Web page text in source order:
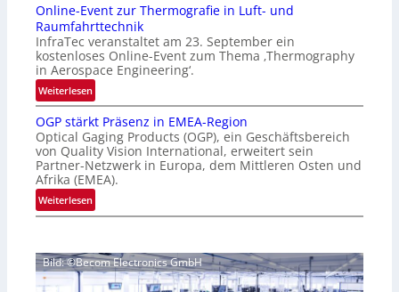
e
‚
H
y
p
e
r
s
p
e
c
t
r
l
N
t
e
r
n
a
t
o
n
a
l
V
i
i
o
Online-Event zur Thermografie in Luft- und
Raumfahrttechnik
InfraTec veranstaltet am 23. September ein
kostenloses Online-Event zum Thema ‚Thermography
in Aerospace Engineering‘.
Weiterlesen:
O
n
l
i
n
e
-
e
n
OGP stärkt Präsenz in EMEA-Region
Optical Gaging Products (OGP), ein Geschäftsbereich
von Quality Vision International, erweitert sein
Partner-Netzwerk in Europa, dem Mittleren Osten und
Afrika (EMEA).
Weiterlesen:
O
s
Bild: ©Becom Electronics GmbH